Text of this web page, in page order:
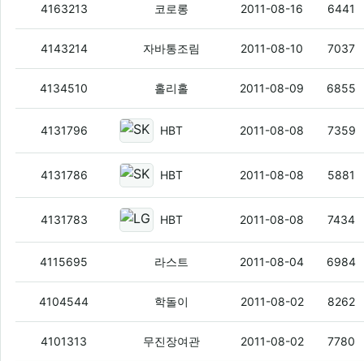
4163213 KT HTC EVO 최저 할부 24만6천원 초
코로롱 2011-08-16 6441
4143214 어째 EVO는 올라온적 없는거같다
자바통조림 2011-08-10 7037
4134510 KT 아트릭스 최저 할부 17만7천원 멀티
홀리홀 2011-08-09 6855
4131796 SKT 베가 레이서(2)
HBT 2011-08-08 7359
4131786 SKT 갤럭시S2 675600
HBT 2011-08-08 5881
4131783 LGU+ 베가레이서 15만(3)
HBT 2011-08-08 7434
4115695 A750K 미라크A 기기변경 기본약정
라스트 2011-08-04 6984
4104544 베가레이서 할원 19 가면/채면(1)
학돌이 2011-08-02 8262
4101313 sk 아크 25+5 별9 번이(7)
무진장여관 2011-08-02 7780